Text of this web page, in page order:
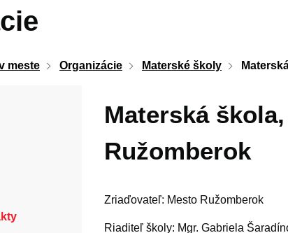
meste Organizácie Materské školy
Materská
Ružomberok
Zriaďovateľ: Mesto Ružomberok
Riaditeľ školy: Mgr. Gabriela